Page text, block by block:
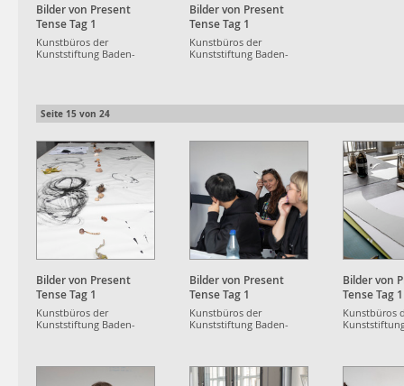
Bilder von Present
Tense Tag 1
Kunstbüros der
Kunststiftung Baden-
Bilder von Present
Tense Tag 1
Kunstbüros der
Kunststiftung Baden-
Seite 15 von 24
Bilder von Present
Tense Tag 1
Kunstbüros der
Kunststiftung Baden-
Bilder von Present
Tense Tag 1
Kunstbüros der
Kunststiftung Baden-
Bilder von
Tense Tag 1
Kunstbüros